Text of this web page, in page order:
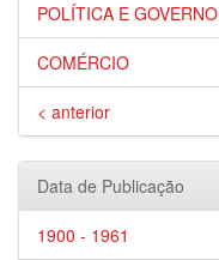
POLÍTICA E GOVERNO
COMÉRCIO
< anterior
Data de Publicação
1900 - 1961